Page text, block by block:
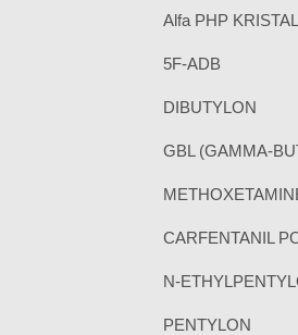
Alfa PHP KRISTAL
5F-ADB
DIBUTYLON
GBL (GAMMA-
CARFENTANIL
N-
PENTYLON